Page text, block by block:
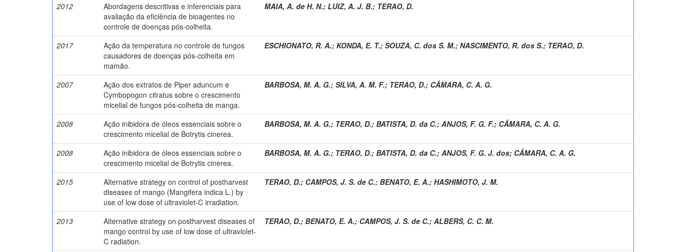
2012
Abordagens descritivas e inferenciais para
avaliação da eficiência de bioagentes no
controle de doenças pós-colheita.
MAIA, A. de H. N.; LUIZ, A. J. B.; TERAO, D.
2017
Ação da temperatura no controle de fungos
causadores de doenças pós-colheita em
mamão.
ESCHIONATO, R. A.; KONDA, E. T.; SOUZA, C. dos S. M.; NASCIMENTO, R. dos S.; TERAO, D.
2007
Ação dos extratos de Piper aduncum e
Cymbopogon citratus sobre o crescimento
micelial de fungos pós-colheita de manga.
BARBOSA, M. A. G.; SILVA, A. M. F.; TERAO, D.; CÂMARA, C. A. G.
2008
Ação inibidora de óleos essenciais sobre o
crescimento micelial de Botrytis cinerea.
BARBOSA, M. A. G.; TERAO, D.; BATISTA, D. da C.; ANJOS, F. G. F.; CÂMARA, C. A. G.
2008
Ação inibidora de óleos essenciais sobre o
crescimento micelial de Botrytis cinerea.
BARBOSA, M. A. G.; TERAO, D.; BATISTA, D. da C.; ANJOS, F. G. J. dos; CÂMARA, C. A. G.
2015
Alternative strategy on control of postharvest
diseases of mango (Mangifera indica L.) by
use of low dose of ultraviolet-C irradiation.
TERAO, D.; CAMPOS, J. S. de C.; BENATO, E. A.; HASHIMOTO, J. M.
2013
Alternative strategy on postharvest diseases of
mango control by use of low dose of ultraviolet-
C radiation.
TERAO, D.; BENATO, E. A.; CAMPOS, J. S. de C.; ALBERS, C. C. M.